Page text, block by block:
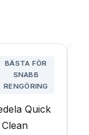
BÄSTA FÖR
SNABB
RENGÖRING